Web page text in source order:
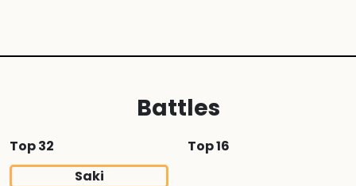
Battles
Top 32
Saki
Top 16